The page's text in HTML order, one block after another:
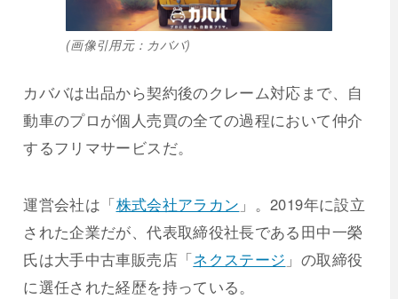
(画像引用元：カババ)
カババは出品から契約後のクレーム対応まで、自
動車のプロが個人売買の全ての過程において仲介
するフリマサービスだ。
運営会社は「株式会社アラカン 」。2019年に設立
された企業だが、代表取締役社長である田中一榮
氏は大手中古車販売店「ネクステージ 」の取締役
に選任された経歴を持っている。